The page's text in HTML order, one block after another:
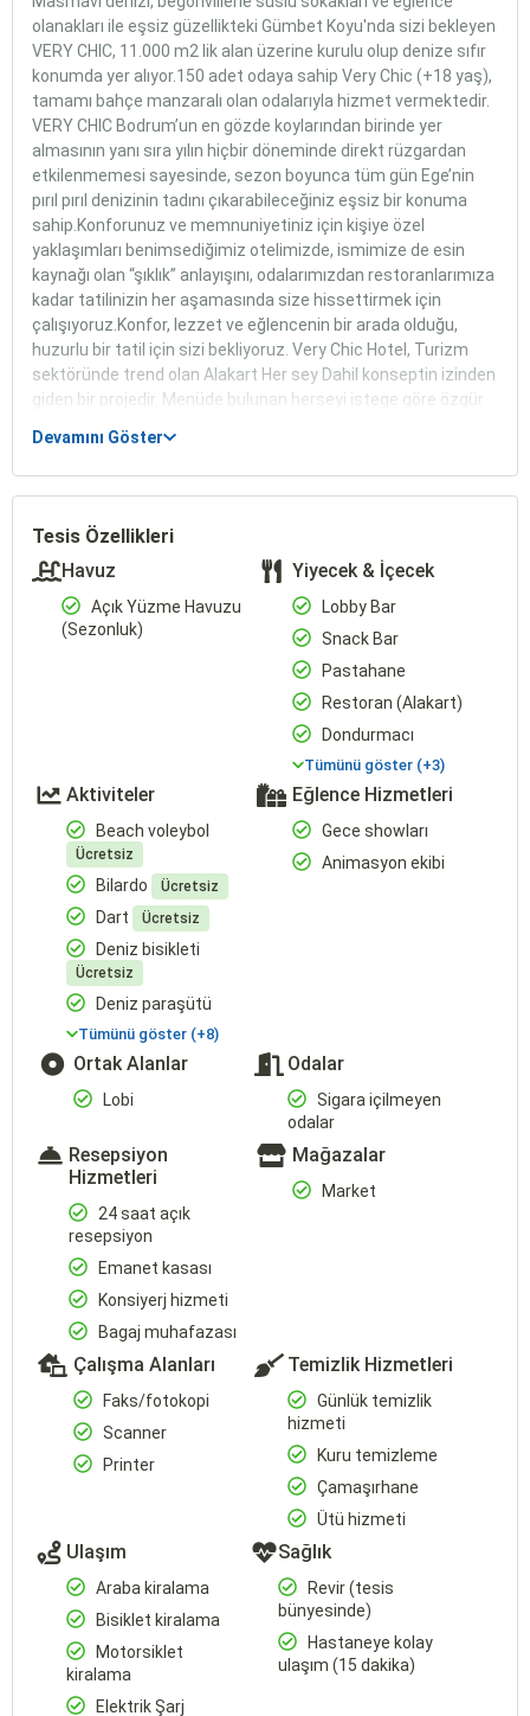
olanakları ile eşsiz güzellikteki Gümbet Koyu'nda sizi bekleyen
VERY CHIC, 11.000 m2 lik alan üzerine kurulu olup denize sıfır
konumda yer alıyor.150 adet odaya sahip Very Chic (+18 yaş),
tamamı bahçe manzaralı olan odalarıyla hizmet vermektedir.
VERY CHIC Bodrum’un en gözde koylarından birinde yer
almasının yanı sıra yılın hiçbir döneminde direkt rüzgardan
etkilenmemesi sayesinde, sezon boyunca tüm gün Ege’nin
pırıl pırıl denizinin tadını çıkarabileceğiniz eşsiz bir konuma
sahip.Konforunuz ve memnuniyetiniz için kişiye özel
yaklaşımları benimsediğimiz otelimizde, ismimize de esin
kaynağı olan “şıklık” anlayışını, odalarımızdan restoranlarımıza
kadar tatilinizin her aşamasında size hissettirmek için
çalışıyoruz.Konfor, lezzet ve eğlencenin bir arada olduğu,
huzurlu bir tatil için sizi bekliyoruz. Very Chic Hotel, Turizm
sektöründe trend olan Alakart Her sey Dahil konseptin izinden
giden bir projedir. Menüde bulunan herseyi istege göre özgür
& Co.” adı altında Very Chic Hotel Yiyecek-Içecek
departmanında emektar çalısanlarımız tarafından uzun
arastırmalar sonucunda özenle hazırlanan mutfak
sanatlarında yeni bir trend olacak “A la Carte ” yöntemiyle
kendine özgü bir hersey dahil konsepti gururla gelistirmis
bulunmaktayız.
Devamını Göster
Tesis Özellikleri
Havuz
Açık Yüzme Havuzu
(Sezonluk)
Yiyecek & İçecek
Lobby Bar
Snack Bar
Pastahane
Restoran (Alakart)
Dondurmacı
Tümünü göster (+3)
Aktiviteler
Beach voleybol
Ücretsiz
Bilardo Ücretsiz
Dart Ücretsiz
Deniz bisikleti
Ücretsiz
Deniz paraşütü
Tümünü göster (+8)
Eğlence Hizmetleri
Gece showları
Animasyon ekibi
Ortak Alanlar
Lobi
Odalar
Sigara içilmeyen
odalar
Resepsiyon
Hizmetleri
24 saat açık
resepsiyon
Emanet kasası
Konsiyerj hizmeti
Bagaj muhafazası
Mağazalar
Market
Çalışma Alanları
Faks/fotokopi
Scanner
Printer
Temizlik Hizmetleri
Günlük temizlik
hizmeti
Kuru temizleme
Çamaşırhane
Ütü hizmeti
Ulaşım
Araba kiralama
Bisiklet kiralama
Motorsiklet
kiralama
Elektrik Şarj
Sağlık
Revir (tesis
bünyesinde)
Hastaneye kolay
ulaşım (15 dakika)